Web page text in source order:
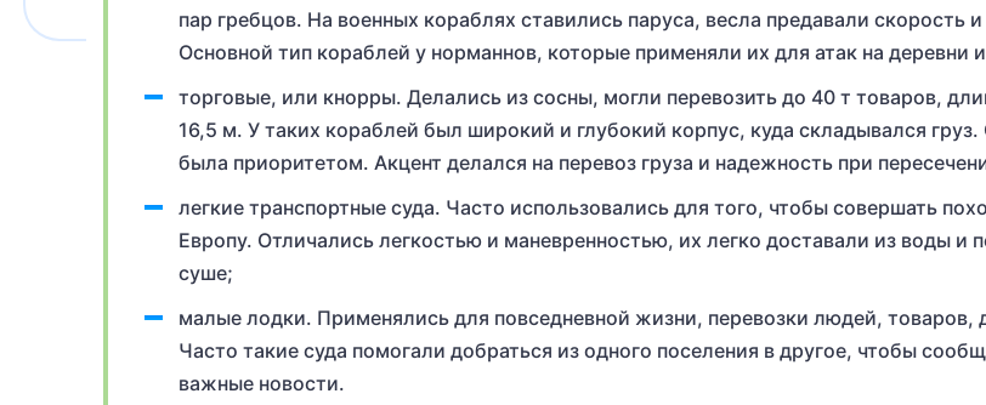
пар гребцов. На военных кораблях ставились паруса, весла предавали скорость
Основной тип кораблей у норманнов, которые применяли их для атак на деревни
торговые, или кнорры. Делались из сосны, могли перевозить до 40 т товаров,
16,5 м. У таких кораблей был широкий и глубокий корпус, куда складывался
была приоритетом. Акцент делался на перевоз груза и надежность при
легкие транспортные суда. Часто использовались для того, чтобы совершать
Европу. Отличались легкостью и маневренностью, их легко доставали из воды и
суше;
малые лодки. Применялись для повседневной жизни, перевозки людей, товаров,
Часто такие суда помогали добраться из одного поселения в другое, чтобы
важные новости.